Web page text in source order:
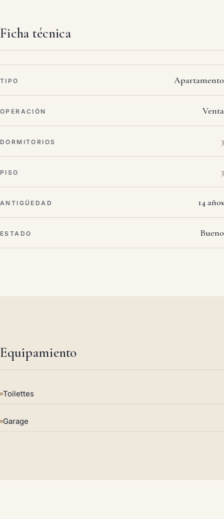
Ficha técnica
TIPO Apartamento
OPERACIÓN Venta
DORMITORIOS 3
PISO 3
ANTIGÜEDAD 14 años
ESTADO Bueno
Equipamiento
Toilettes
Garage